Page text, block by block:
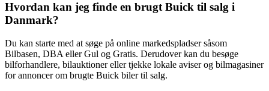
Hvordan kan jeg finde en brugt Buick til salg i
Danmark?
Du kan starte med at søge på online markedspladser såsom
Bilbasen, DBA eller Gul og Gratis. Derudover kan du besøge
bilforhandlere, bilauktioner eller tjekke lokale aviser og bilmagasiner
for annoncer om brugte Buick biler til salg.